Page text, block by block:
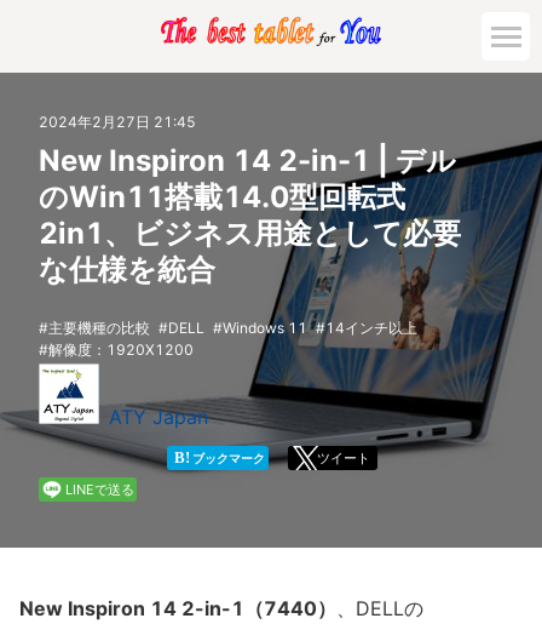
活用対策と事例
主要機種の比較
ゲーミング
法人向け
2024年2月27日 21:45
New Inspiron 14 2-in-1 | デル
のWin11搭載14.0型回転式
2in1、ビジネス用途として必要
な仕様を統合
主要機種の比較 DELL Windows 11
14インチ以上
解像度：1920X1200
ATY Japan
B! ブックマーク
ツイート
LINEで送る
New Inspiron 14 2-in-1（7440） 、DELLの